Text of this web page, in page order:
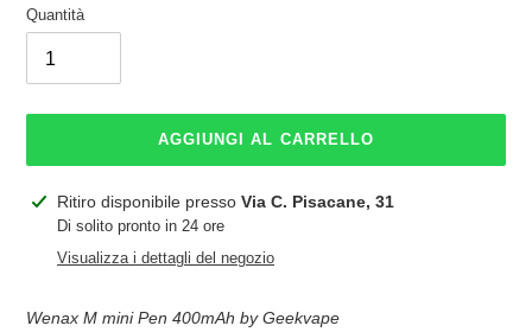
Quantità
AGGIUNGI AL CARRELLO
Inserimento
prodotto
Ritiro disponibile presso Via C. Pisacane, 31
Di solito pronto in 24 ore
Visualizza i dettagli del negozio
Wenax M mini Pen 400mAh by Geekvape